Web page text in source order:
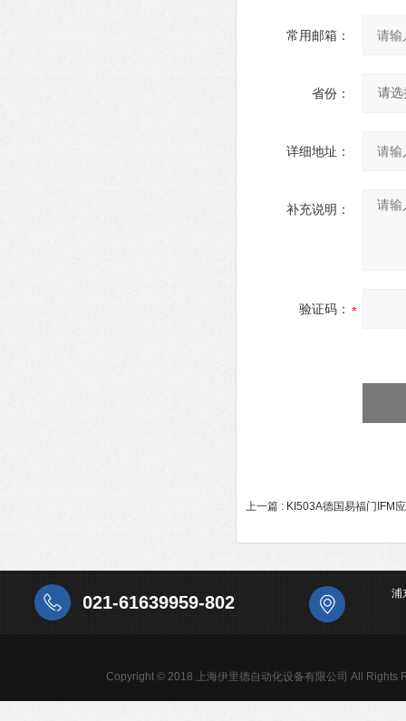
常用邮箱：
省份：
详细地址：
补充说明：
验证码：
上一篇 : KI503A德国易福门IFM
021-61639959-802 浦
Copyright © 2018 上海伊里德自动化设备有限公司 All Rights